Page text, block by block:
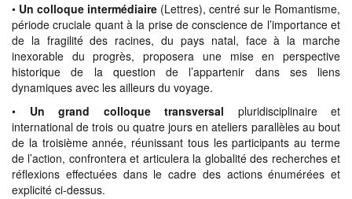
• Un colloque intermédiaire (Lettres), centré sur le Romantisme,
période cruciale quant à la prise de conscience de l’importance et
de la fragilité des racines, du pays natal, face à la marche
inexorable du progrès, proposera une mise en perspective
historique de la question de l’appartenir dans ses liens
dynamiques avec les ailleurs du voyage.
• Un grand colloque transversal pluridisciplinaire et
international de trois ou quatre jours en ateliers parallèles au bout
de la troisième année, réunissant tous les participants au terme
de l’action, confrontera et articulera la globalité des recherches et
réflexions effectuées dans le cadre des actions énumérées et
explicité ci-dessus.